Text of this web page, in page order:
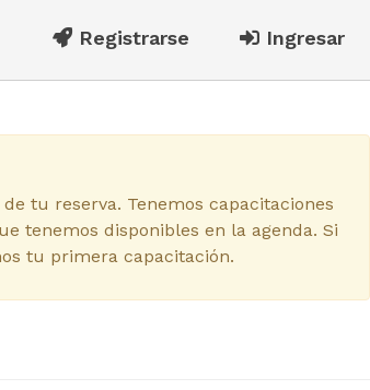
Registrarse Ingresar
tu reserva. Tenemos capacitaciones
tenemos disponibles en la agenda. Si
tu primera capacitación.